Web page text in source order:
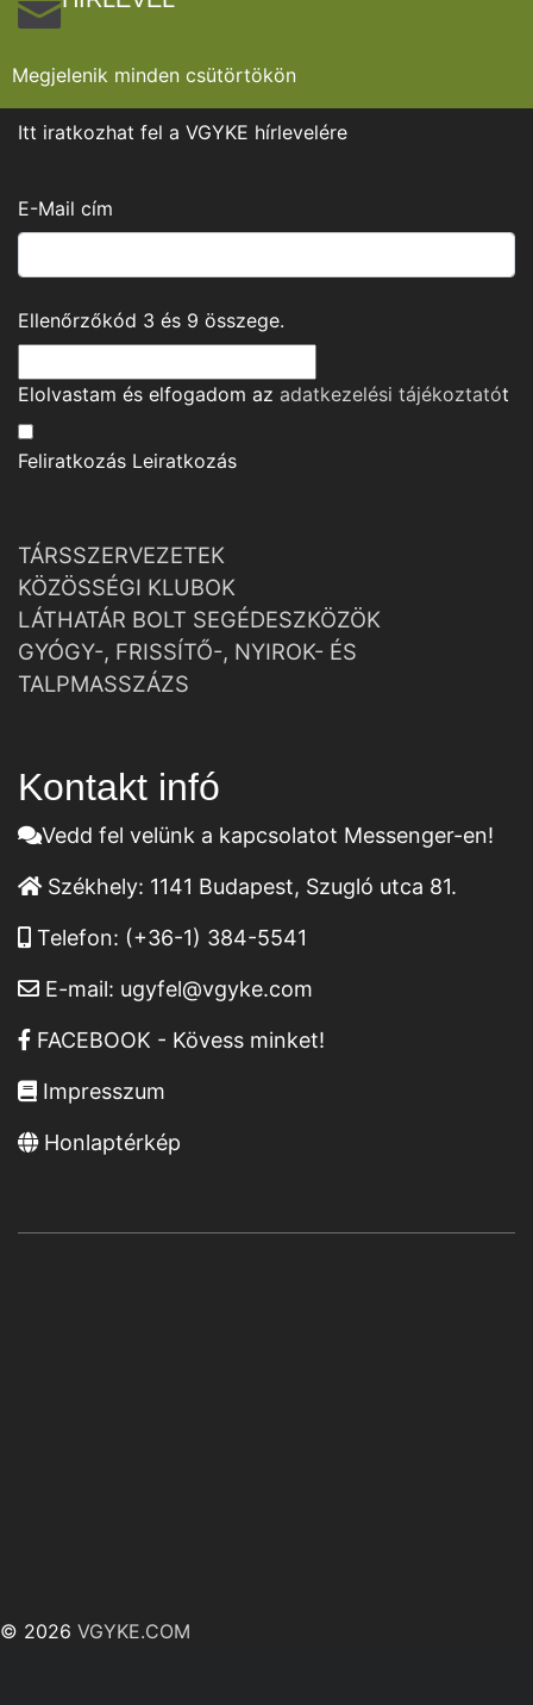
Megjelenik minden csütörtökön
Itt iratkozhat fel a VGYKE hírlevelére
E-Mail cím
Ellenőrzőkód 3 és 9 összege.
Elolvastam és elfogadom az adatkezelési tájékoztatót
Feliratkozás Leiratkozás
TÁRSSZERVEZETEK
KÖZÖSSÉGI KLUBOK
LÁTHATÁR BOLT SEGÉDESZKÖZÖK
GYÓGY-, FRISSÍTŐ-, NYIROK- ÉS
TALPMASSZÁZS
Kontakt infó
Vedd fel velünk a kapcsolatot Messenger-en!
Székhely: 1141 Budapest, Szugló utca 81.
Telefon: (+36-1) 384-5541
E-mail: ugyfel@vgyke.com
FACEBOOK - Kövess minket!
Impresszum
Honlaptérkép
© 2026 VGYKE.COM